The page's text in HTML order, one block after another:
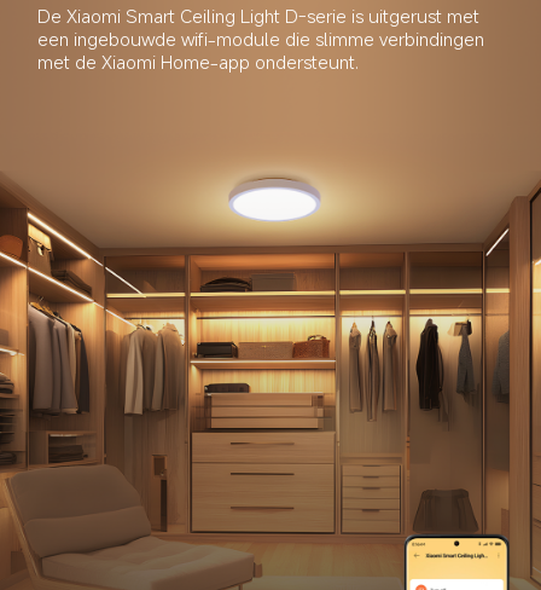
De Xiaomi Smart Ceiling Light D-serie is uitgerust met
een ingebouwde wifi-module die slimme verbindingen
met de Xiaomi Home-app ondersteunt.